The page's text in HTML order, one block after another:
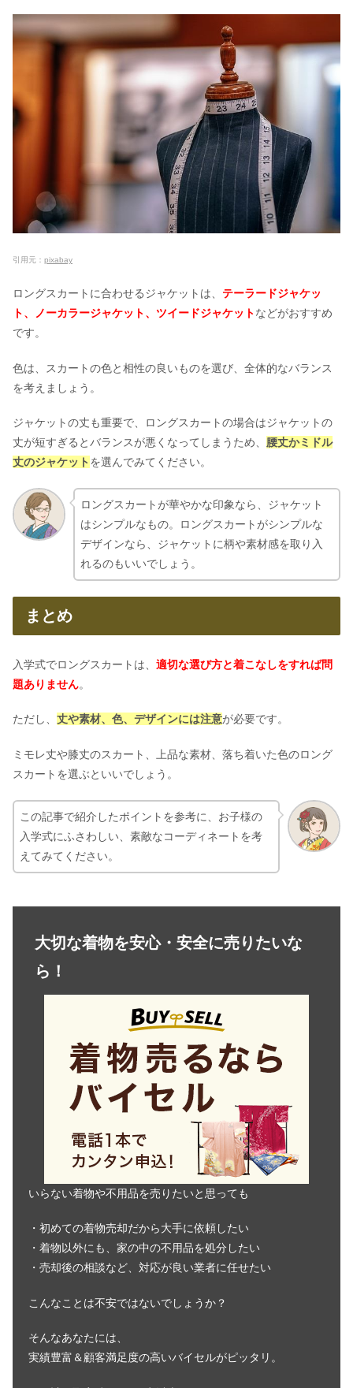
引用元： pixabay
ロングスカートに合わせるジャケットは、 テーラードジャケッ
ト、ノーカラージャケット、ツイードジャケットなどがおすすめ
です。
色は、スカートの色と相性の良いものを選び、全体的なバランス
を考えましょう。
ジャケットの丈も重要で、ロングスカートの場合はジャケットの
丈が短すぎるとバランスが悪くなってしまうため、 腰丈かミドル
丈のジャケット を選んでみてください。
ロングスカートが華やかな印象なら、ジャケット
はシンプルなもの。ロングスカートがシンプルな
デザインなら、ジャケットに柄や素材感を取り入
れるのもいいでしょう。
まとめ
入学式でロングスカートは、 適切な選び方と着こなしをすれば問
題ありません。
ただし、 丈や素材、色、デザインには注意が必要です。
ミモレ丈や膝丈のスカート、上品な素材、落ち着いた色のロング
スカートを選ぶといいでしょう。
この記事で紹介したポイントを参考に、お子様の
入学式にふさわしい、素敵なコーディネートを考
えてみてください。
大切な着物を安心・安全に売りたいな
ら！
いらない着物や不用品を売りたいと思っても
・初めての着物売却だから大手に依頼したい
・着物以外にも、家の中の不用品を処分したい
・売却後の相談など、対応が良い業者に任せたい
こんなことは不安ではないでしょうか？
そんなあなたには、
実績豊富＆顧客満足度の高いバイセルがピッタリ。